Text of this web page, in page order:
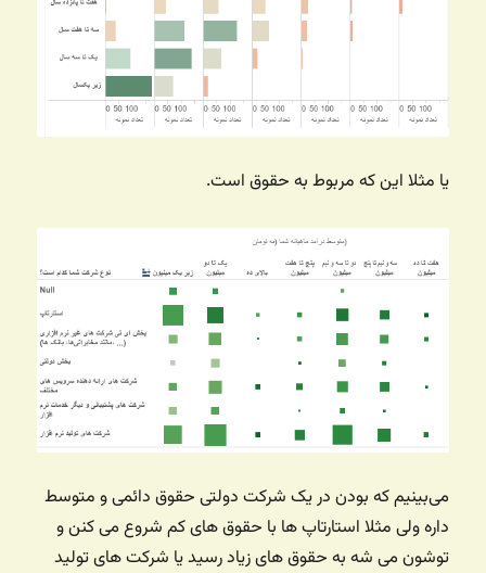
یا مثلا این که مربوط به حقوق است.
می‌بینیم که بودن در یک شرکت دولتی حقوق دائمی و متوسط
داره ولی مثلا استارتاپ ها با حقوق های کم شروع می کنن و
توشون می شه به حقوق های زیاد رسید یا شرکت های تولید